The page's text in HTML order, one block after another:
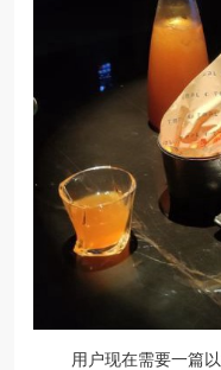
用户现在需要一篇